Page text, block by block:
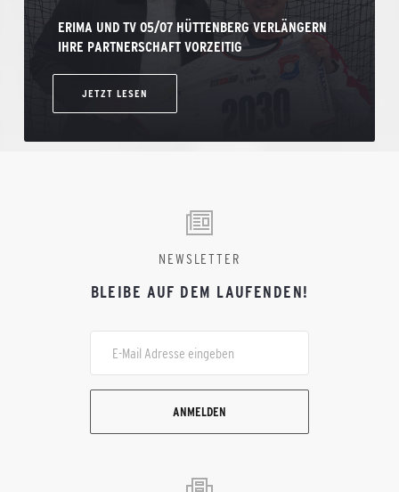
ERIMA UND TV 05/07 HÜTTENBERG VERLÄNGERN
IHRE PARTNERSCHAFT VORZEITIG
JETZT LESEN
NEWSLETTER
BLEIBE AUF DEM LAUFENDEN!
ANMELDEN